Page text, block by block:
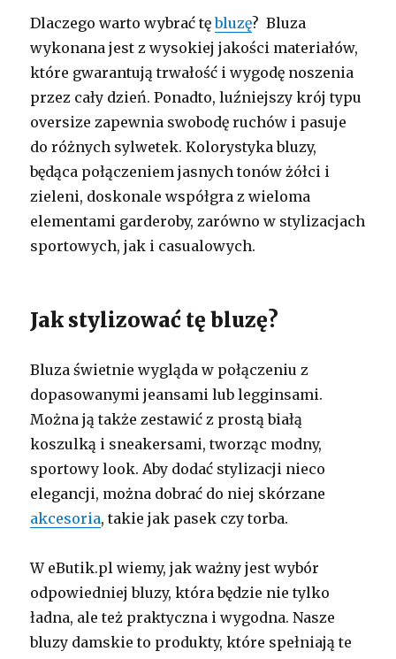
Dlaczego warto wybrać tębluzę? Bluza
wykonana jest z wysokiej jakości materiałów,
które gwarantują trwałość i wygodę noszenia
przez cały dzień. Ponadto, luźniejszy krój typu
oversize zapewnia swobodę ruchów i pasuje
do różnych sylwetek. Kolorystyka bluzy,
będąca połączeniem jasnych tonów żółci i
zieleni, doskonale współgra z wieloma
elementami garderoby, zarówno w stylizacjach
sportowych, jak i casualowych.
Jak stylizować tę bluzę?
Bluza świetnie wygląda w połączeniu z
dopasowanymi jeansami lub legginsami.
Można ją także zestawić z prostą białą
koszulką i sneakersami, tworząc modny,
sportowy look. Aby dodać stylizacji nieco
elegancji, można dobrać do niej skórzane
akcesoria, takie jak pasek czy torba.
W eButik.pl wiemy, jak ważny jest wybór
odpowiedniej bluzy, która będzie nie tylko
ładna, ale też praktyczna i wygodna. Nasze
bluzy damskie to produkty, które spełniają te